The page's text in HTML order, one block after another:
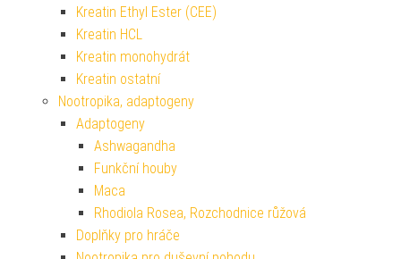
Kreatin Ethyl Ester (CEE)
Kreatin HCL
Kreatin monohydrát
Kreatin ostatní
Nootropika, adaptogeny
Adaptogeny
Ashwagandha
Funkční houby
Maca
Rhodiola Rosea, Rozchodnice růžová
Doplňky pro hráče